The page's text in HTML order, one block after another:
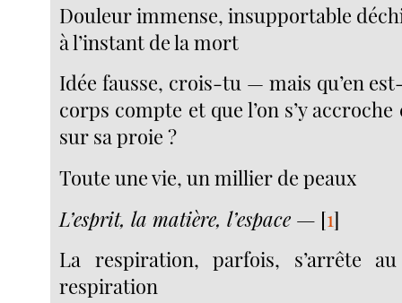
Douleur immense, insupportable
à l’instant de la mort
Idée fausse, crois-tu — mais qu’en
corps compte et que l’on s’y
sur sa proie ?
Toute une vie, un millier de peaux
L’esprit, la matière, l’espace — [1]
La respiration, parfois, s’arrête
respiration